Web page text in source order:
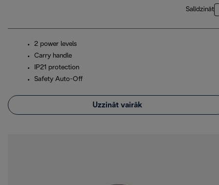
Salīdzināt
2 power levels
Carry handle
IP21 protection
Safety Auto-Off
Uzzināt vairāk